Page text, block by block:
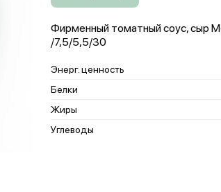
Фирменный томатный соус, сыр
/7,5/5,5/30
Энерг. ценность
Белки
Жиры
Углеводы